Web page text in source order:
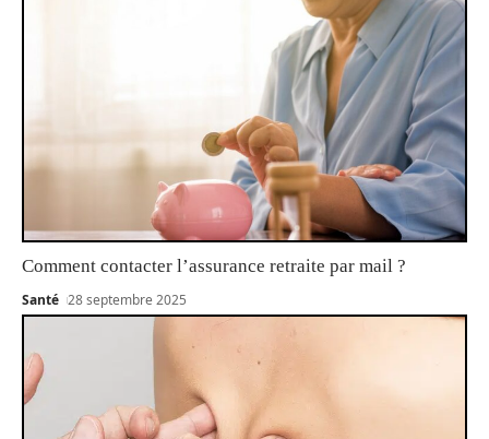
Comment contacter l’assurance retraite par mail ?
Santé 28 septembre 2025